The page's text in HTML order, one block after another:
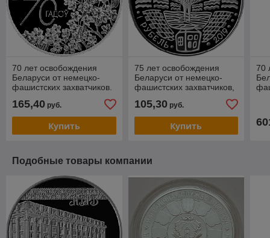
70 лет освобождения
Беларуси от немецко-
фашистских захватчиков.
2014
165,40 руб.
Купить
75 лет освобождения
Беларуси от немецко-
фашистских захватчиков,
никель, KM#632
105,30руб.
Купить
70
Подобные товары компании